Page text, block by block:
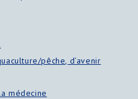
pêche, d’avenir
médecine